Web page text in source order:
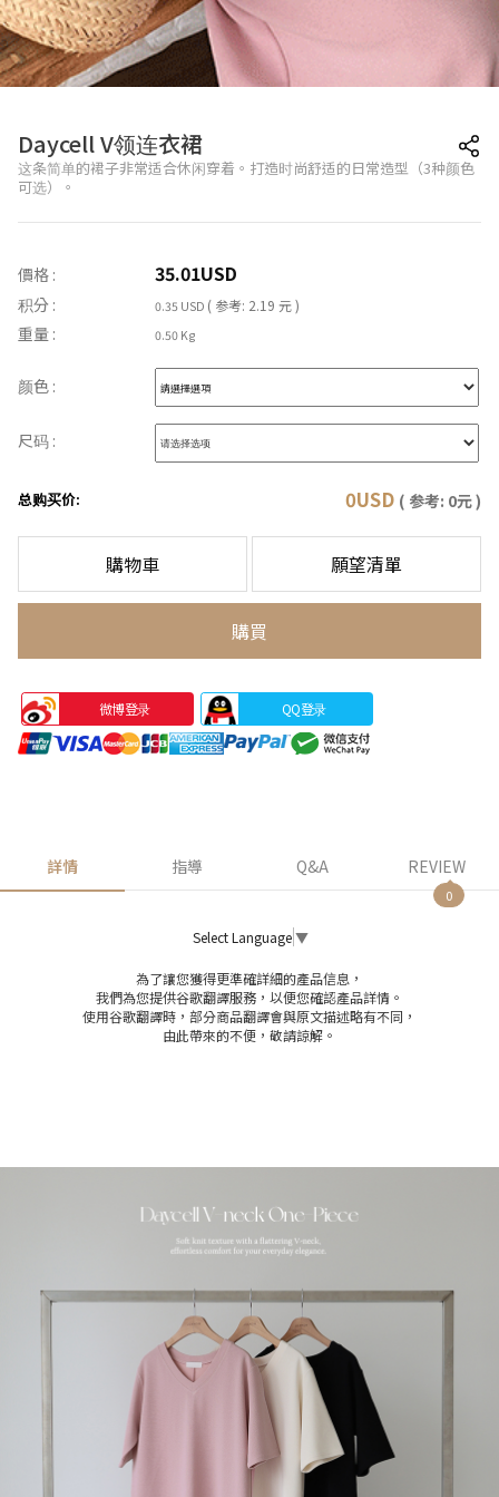
Daycell V领连衣裙
这条简单的裙子非常适合休闲穿着。打造时尚舒适的日常造型（3种颜色
可选）。
價格 : 35.01USD
积分 : 0.35 USD ( 参考: 2.19 元 )
重量 : 0.50 Kg
颜色 :
尺码 :
总购买价: 0USD ( 参考: 0元 )
購物車 願望清單
購買
微博登录 QQ登录
詳情 指導 Q&A REVIEW
0
Select Language ▼
為了讓您獲得更準確詳細的產品信息，
我們為您提供谷歌翻譯服務，以便您確認產品詳情。
使用谷歌翻譯時，部分商品翻譯會與原文描述略有不同，
由此帶來的不便，敬請諒解。